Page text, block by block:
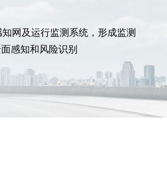
网及运行监测系统，形成监测
感知和风险识别